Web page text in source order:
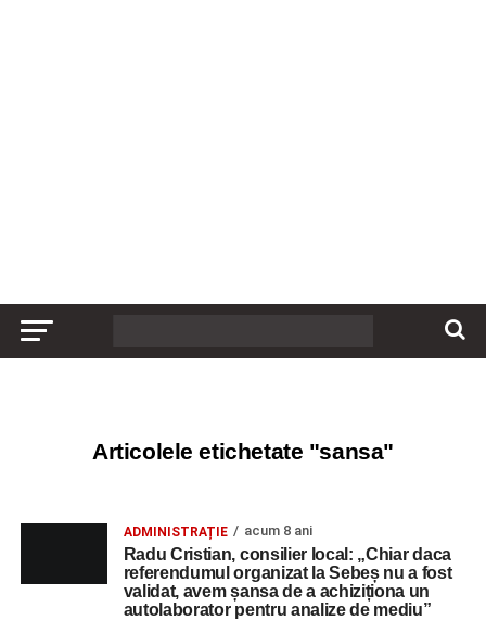
Articolele etichetate "sansa"
ADMINISTRAȚIE acum 8 ani
Radu Cristian, consilier local: „Chiar daca
referendumul organizat la Sebeș nu a fost
validat, avem șansa de a achiziționa un
autolaborator pentru analize de mediu”